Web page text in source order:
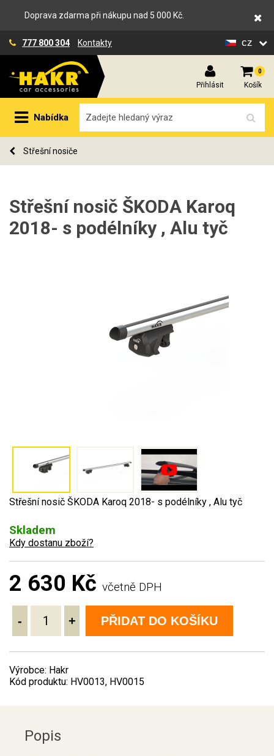
Doprava zdarma při nákupu nad 5 000 Kč.
777 800 304 Kontakty cz
Přihlásit
0
Košík
Nabídka
Střešní nosiče
Střešní nosič ŠKODA Karoq
2018- s podélníky , Alu tyč
Střešní nosič ŠKODA Karoq 2018- s podélníky , Alu tyč
Skladem
Kdy dostanu zboží?
2 630 Kč včetně DPH
- + PŘIDAT DO KOŠÍKU
Výrobce: Hakr
Kód produktu: HV0013, HV0015
Popis